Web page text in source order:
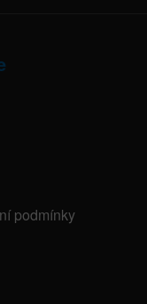
podmínky